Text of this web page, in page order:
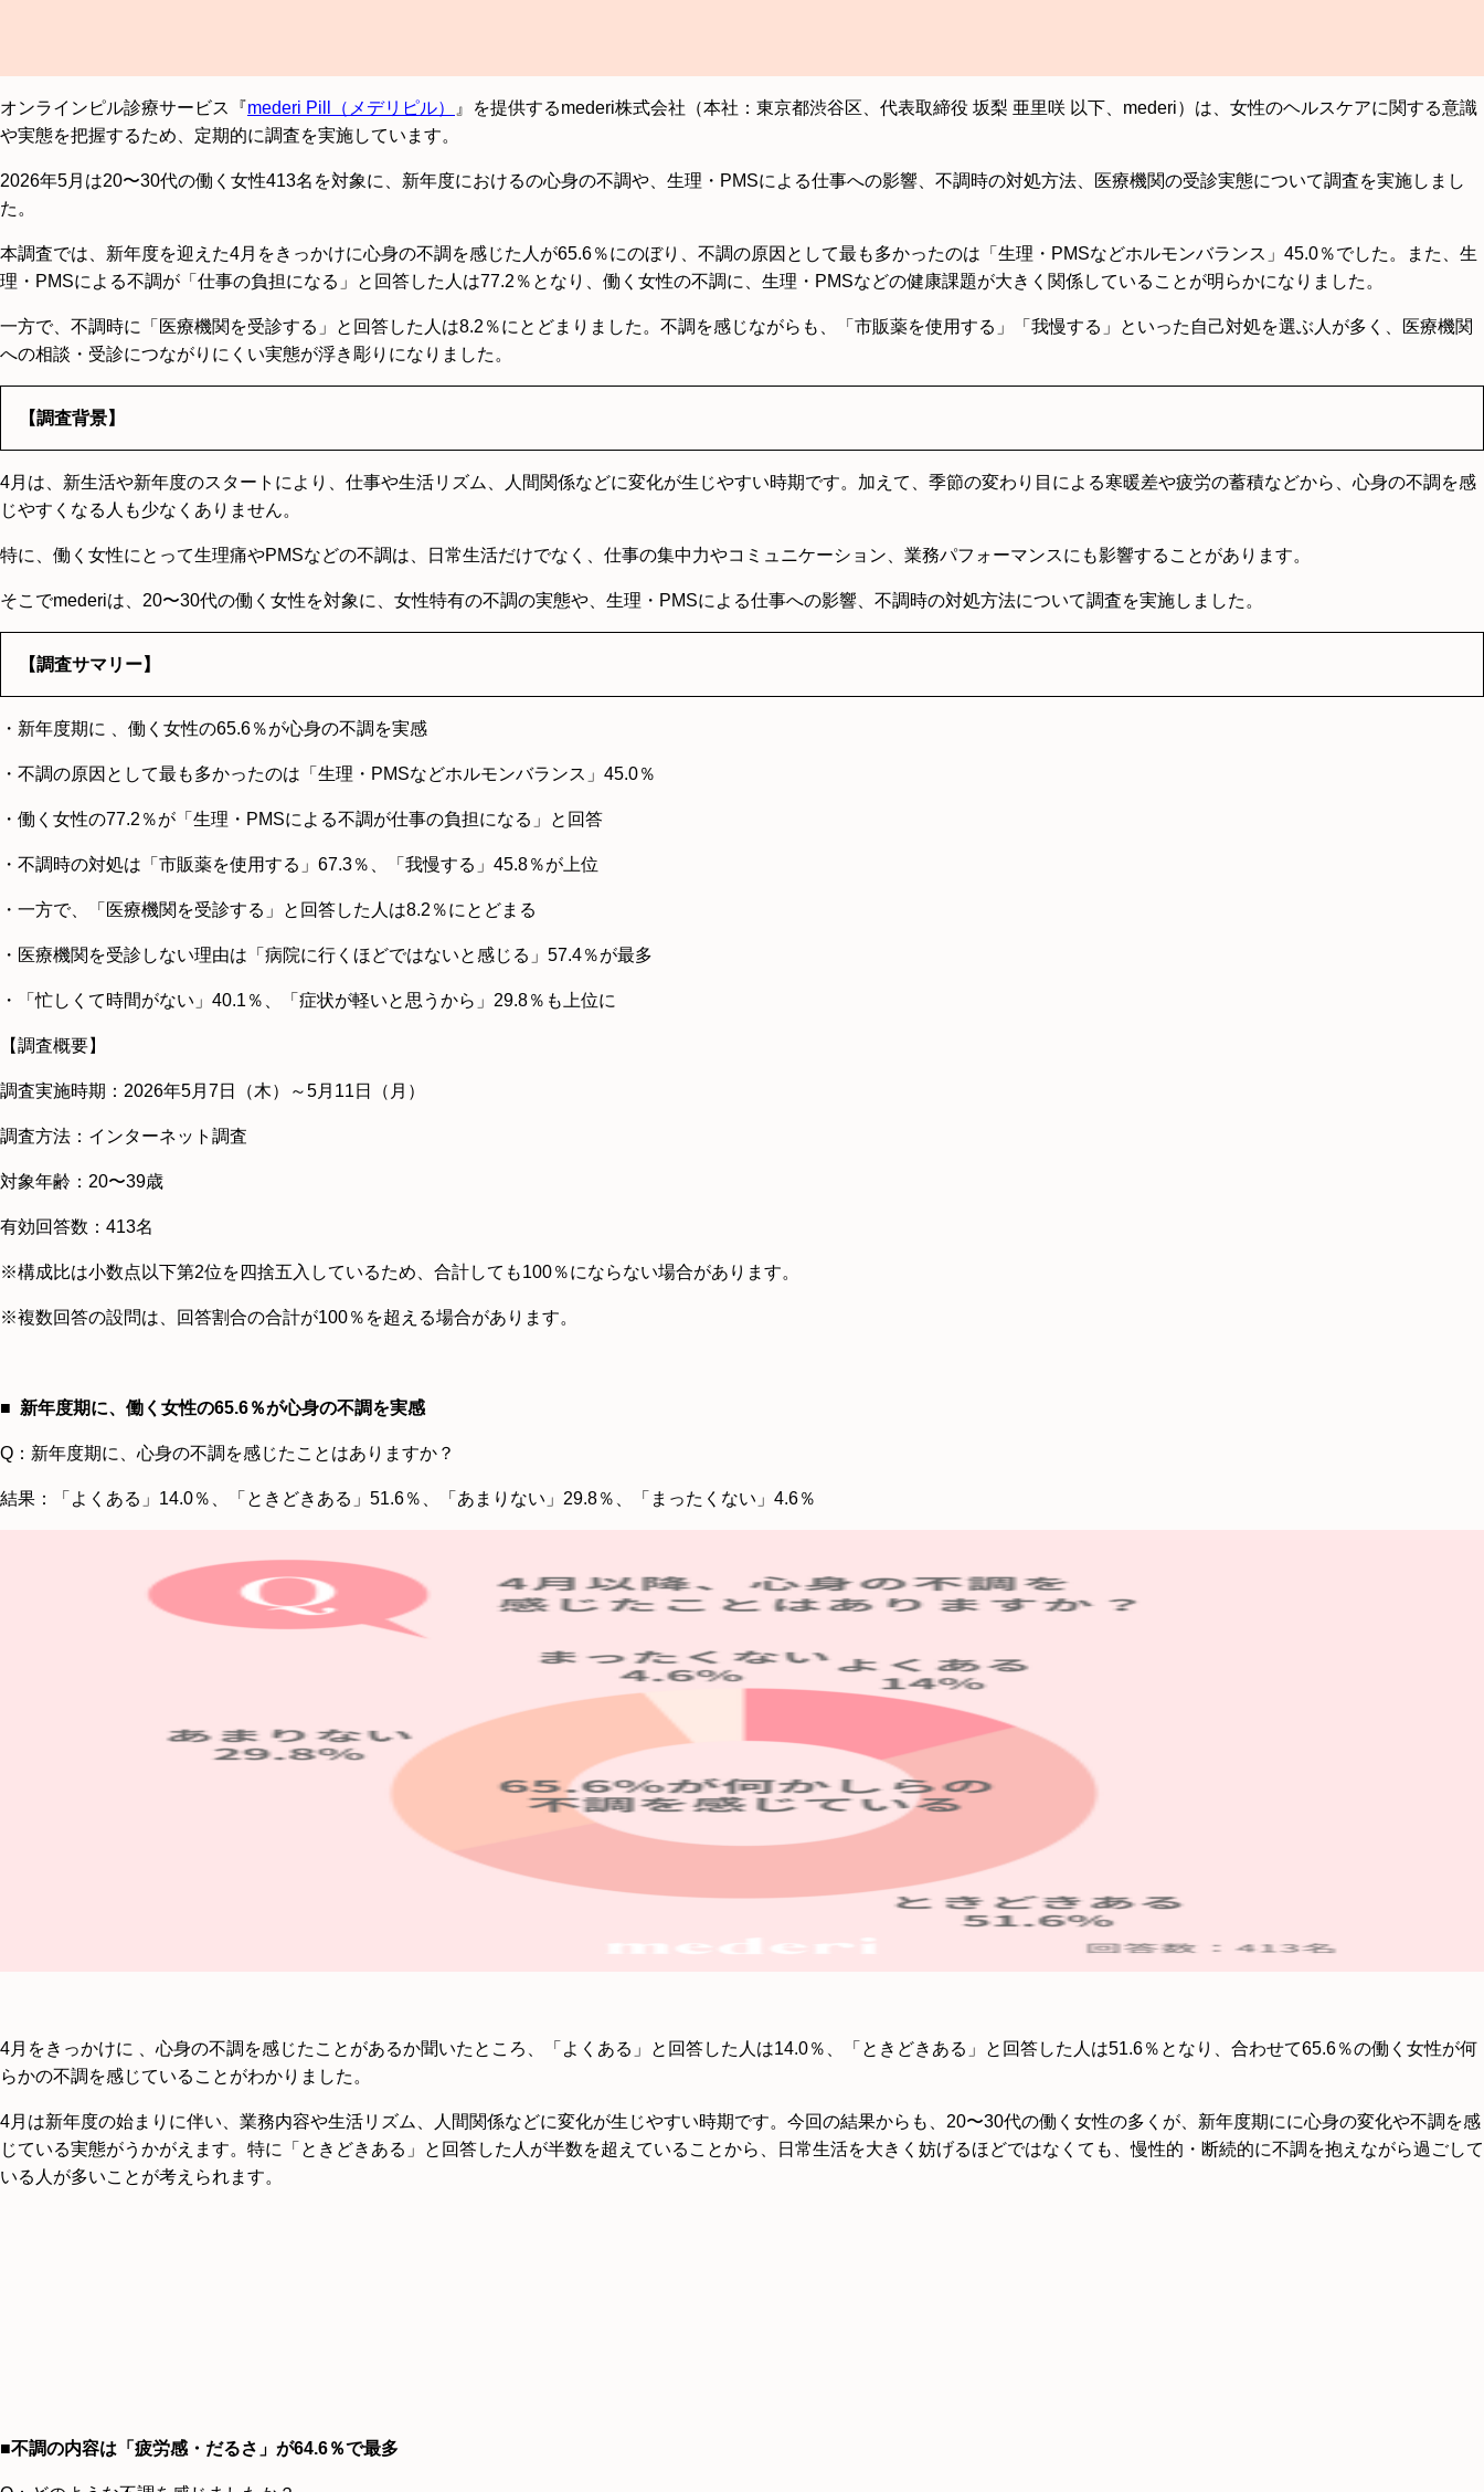
オンラインピル診療サービス『mederi Pill（メデリピル）
』を提供するmederi株式会社（本社：東京都渋谷区、代表取締役 坂梨 亜里咲 以下、mederi）は、女性のヘルスケアに関する意識
や実態を把握するため、定期的に調査を実施しています。
2026年5月は20〜30代の働く女性413名を対象に、新年度におけるの心身の不調や、生理・PMSによる仕事への影響、不調時の対処方法、医療機関の受診実態について調査を実施しまし
た。
本調査では、新年度を迎えた4月をきっかけに心身の不調を感じた人が65.6％にのぼり、不調の原因として最も多かったのは「生理・PMSなどホルモンバランス」45.0％でした。また、生
理・PMSによる不調が「仕事の負担になる」と回答した人は77.2％となり、働く女性の不調に、生理・PMSなどの健康課題が大きく関係していることが明らかになりました。
一方で、不調時に「医療機関を受診する」と回答した人は8.2％にとどまりました。不調を感じながらも、「市販薬を使用する」「我慢する」といった自己対処を選ぶ人が多く、医療機関
への相談・受診につながりにくい実態が浮き彫りになりました。
【調査背景】
4月は、新生活や新年度のスタートにより、仕事や生活リズム、人間関係などに変化が生じやすい時期です。加えて、季節の変わり目による寒暖差や疲労の蓄積などから、心身の不調を感
じやすくなる人も少なくありません。
特に、働く女性にとって生理痛やPMSなどの不調は、日常生活だけでなく、仕事の集中力やコミュニケーション、業務パフォーマンスにも影響することがあります。
そこでmederiは、20〜30代の働く女性を対象に、女性特有の不調の実態や、生理・PMSによる仕事への影響、不調時の対処方法について調査を実施しました。
【調査サマリー】
・新年度期に 、働く女性の65.6％が心身の不調を実感
・不調の原因として最も多かったのは「生理・PMSなどホルモンバランス」45.0％
・働く女性の77.2％が「生理・PMSによる不調が仕事の負担になる」と回答
・不調時の対処は「市販薬を使用する」67.3％、「我慢する」45.8％が上位
・一方で、「医療機関を受診する」と回答した人は8.2％にとどまる
・医療機関を受診しない理由は「病院に行くほどではないと感じる」57.4％が最多
・「忙しくて時間がない」40.1％、「症状が軽いと思うから」29.8％も上位に
【調査概要】
調査実施時期：2026年5月7日（木）～5月11日（月）
調査方法：インターネット調査
対象年齢：20〜39歳
有効回答数：413名
※構成比は小数点以下第2位を四捨五入しているため、合計しても100％にならない場合があります。
※複数回答の設問は、回答割合の合計が100％を超える場合があります。
■ 新年度期に、働く女性の65.6％が心身の不調を実感
Q：新年度期に、心身の不調を感じたことはありますか？
結果：「よくある」14.0％、「ときどきある」51.6％、「あまりない」29.8％、「まったくない」4.6％
4月をきっかけに 、心身の不調を感じたことがあるか聞いたところ、「よくある」と回答した人は14.0％、「ときどきある」と回答した人は51.6％となり、合わせて65.6％の働く女性が何
らかの不調を感じていることがわかりました。
4月は新年度の始まりに伴い、業務内容や生活リズム、人間関係などに変化が生じやすい時期です。今回の結果からも、20〜30代の働く女性の多くが、新年度期にに心身の変化や不調を感
じている実態がうかがえます。特に「ときどきある」と回答した人が半数を超えていることから、日常生活を大きく妨げるほどではなくても、慢性的・断続的に不調を抱えながら過ごして
いる人が多いことが考えられます。
■不調の内容は「疲労感・だるさ」が64.6％で最多